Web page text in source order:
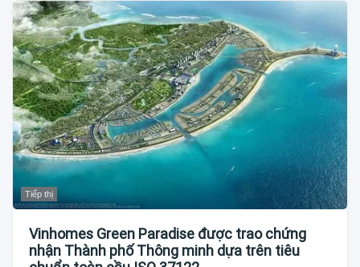
Tiếp thị
Vinhomes Green Paradise được trao chứng
nhận Thành phố Thông minh dựa trên tiêu